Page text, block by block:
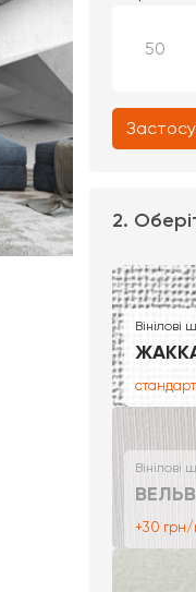
2.
Вінілові
Вінілові
+30 грн/